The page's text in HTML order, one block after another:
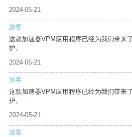
2024-05-21
游客
这款加速器VPM应用程序已经为我们带来
护。
2024-05-21
游客
这款加速器VPM应用程序已经为我们带来
护。
2024-05-21
游客